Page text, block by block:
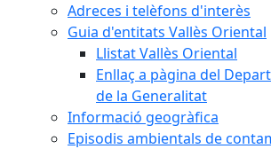
Adreces i telèfons d'interès
Guia d'entitats Vallès Oriental
Llistat Vallès Oriental
Enllaç a pàgina del
de la Generalitat
Informació geogràfica
Episodis ambientals de